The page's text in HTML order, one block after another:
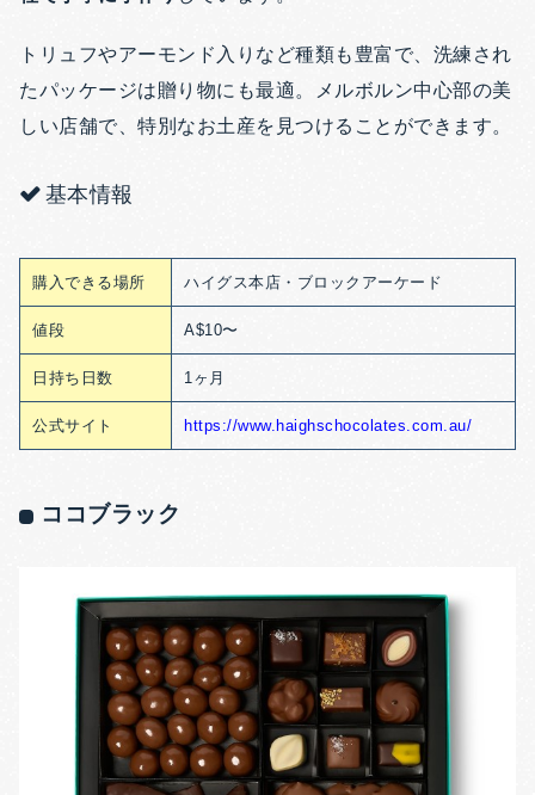
トリュフやアーモンド入りなど種類も豊富で、洗練され
たパッケージは贈り物にも最適。メルボルン中心部の美
しい店舗で、特別なお土産を見つけることができます。
基本情報
購入できる場所 ハイグス本店・ブロックアーケード
値段 A$10〜
日持ち日数 1ヶ月
公式サイト https://www.haighschocolates.com.au/
ココブラック